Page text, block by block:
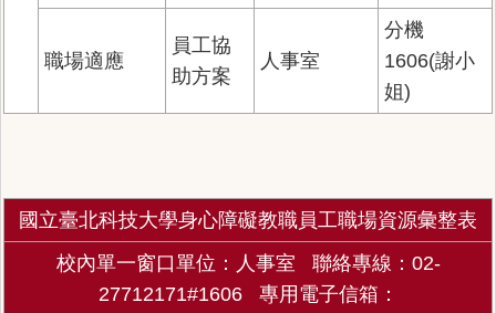
職場適應
員工協
助方案
人事室
分機
1606(謝小
姐)
國立臺北科技大學身心障礙教職員工職場資源彙整表
校內單一窗口單位：人事室 聯絡專線：02-
27712171#1606 專用電子信箱：